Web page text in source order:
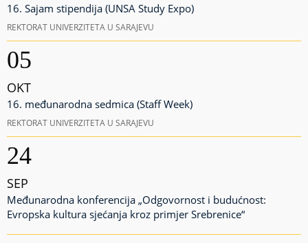
16. Sajam stipendija (UNSA Study Expo)
REKTORAT UNIVERZITETA U SARAJEVU
05
OKT
16. međunarodna sedmica (Staff Week)
REKTORAT UNIVERZITETA U SARAJEVU
24
SEP
Međunarodna konferencija „Odgovornost i budućnost:
Evropska kultura sjećanja kroz primjer Srebrenice“